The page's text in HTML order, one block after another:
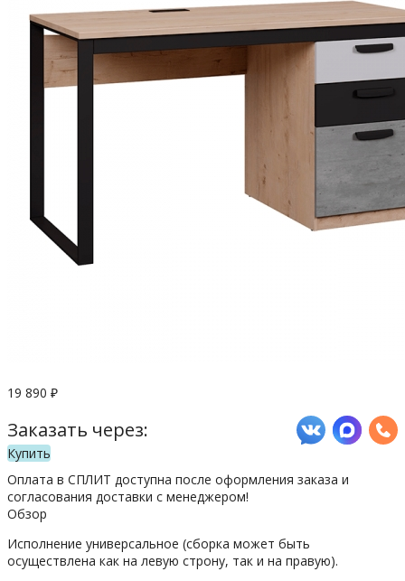
19 890 ₽
Заказать через:
Купить
Оплата в СПЛИТ доступна после оформления заказа и
согласования доставки с менеджером!
Обзор
Исполнение универсальное (сборка может быть
осуществлена как на левую строну, так и на правую).